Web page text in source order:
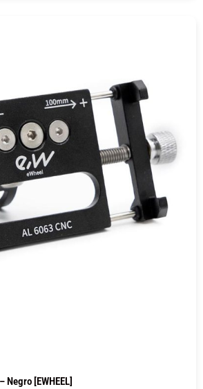
[EWHEEL]